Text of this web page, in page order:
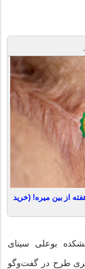
هر زخم و بخیه با این روش در 3 هفته از بین میره! (خرید
بوعلی سینای
طرح در گفت‌وگو